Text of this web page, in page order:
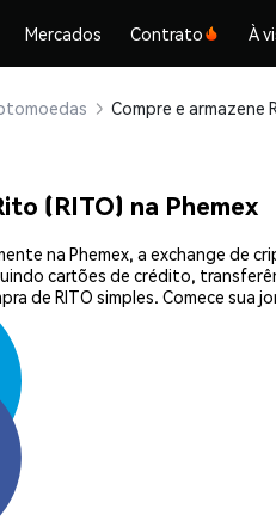
Mercados Contrato À
(RITO) na Phemex
na Phemex, a exchange de
cartões de crédito,
de RITO simples. Comece